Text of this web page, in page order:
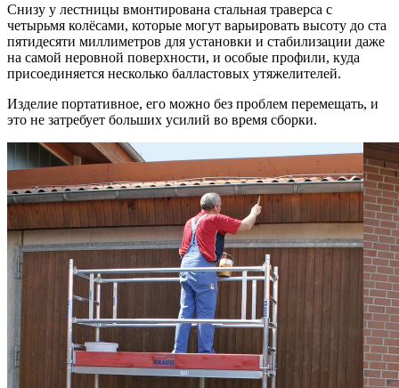
Снизу у лестницы вмонтирована стальная траверса с
четырьмя колёсами, которые могут варьировать высоту до ста
пятидесяти миллиметров для установки и стабилизации даже
на самой неровной поверхности, и особые профили, куда
присоединяется несколько балластовых утяжелителей.
Изделие портативное, его можно без проблем перемещать, и
это не затребует больших усилий во время сборки.